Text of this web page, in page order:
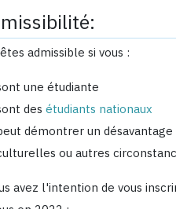
admissible si vous :
une étudiante
des étudiants nationaux
démontrer un
ou autres
avez l'intention de vous